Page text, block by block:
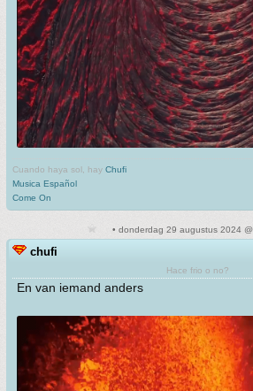
Cuando haya sol, hay Chufi
Musica Español
Come On
• donderdag 29 augustus 2024
chufi
Hace frio o no?
En van iemand anders